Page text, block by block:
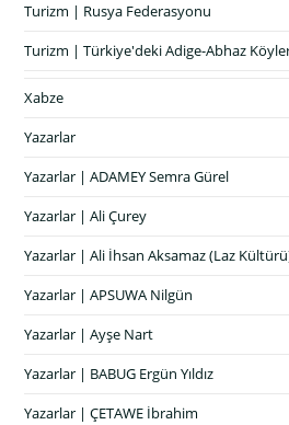
Turizm | Rusya Federasyonu
Turizm | Türkiye'deki Adige-Abhaz
Xabze
Yazarlar
Yazarlar | ADAMEY Semra Gürel
Yazarlar | Ali Çurey
Yazarlar | Ali İhsan Aksamaz (Laz
Yazarlar | APSUWA Nilgün
Yazarlar | Ayşe Nart
Yazarlar | BABUG Ergün Yıldız
Yazarlar | ÇETAWE İbrahim